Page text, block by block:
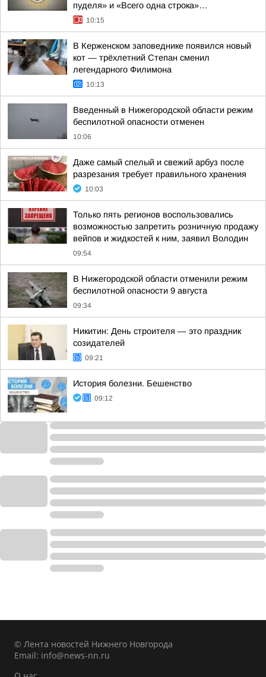
пуделя» и «Всего одна строка»…
10:15
В Керженском заповеднике появился новый
кот — трёхлетний Степан сменил
легендарного Филимона
10:13
Введенный в Нижегородской области режим
беспилотной опасности отменен
10:06
Даже самый спелый и свежий арбуз после
разрезания требует правильного хранения
10:03
Только пять регионов воспользовались
возможностью запретить розничную продажу
вейпов и жидкостей к ним, заявил Володин
09:54
В Нижегородской области отменили режим
беспилотной опасности 9 августа
09:34
Никитин: День строителя — это праздник
созидателей
09:21
История болезни. Бешенство
09:12
© Лента новостей Нижнего Новгорода
Email: info@news-nn.ru